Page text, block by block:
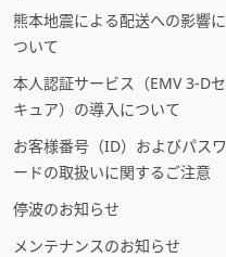
熊本地震による配送への影響に
ついて
本人認証サービス（EMV 3-Dセ
キュア）の導入について
お客様番号（ID）およびパスワ
ードの取扱いに関するご注意
停波のお知らせ
メンテナンスのお知らせ